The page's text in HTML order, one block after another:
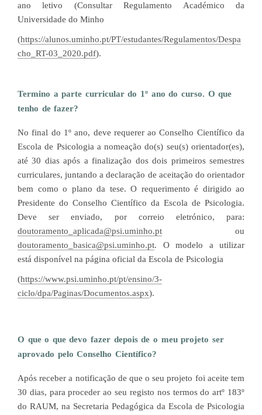
ano letivo (Consultar Regulamento Académico da
Universidade do Minho
(https://alunos.uminho.pt/PT/estudantes/Regulamentos/Despa
cho_RT-03_2020.pdf).
Termino a parte curricular do 1º ano do curso. O que
tenho de fazer?
No final do 1º ano, deve requerer ao Conselho Científico da
Escola de Psicologia a nomeação do(s) seu(s) orientador(es),
até 30 dias após a finalização dos dois primeiros semestres
curriculares, juntando a declaração de aceitação do orientador
bem como o plano da tese. O requerimento é dirigido ao
Presidente do Conselho Científico da Escola de Psicologia.
Deve ser enviado, por correio eletrónico, para:
doutoramento_aplicada@psi.uminho.pt ou
doutoramento_basica@psi.uminho.pt. O modelo a utilizar
está disponível na página oficial da Escola de Psicologia
(https://www.psi.uminho.pt/pt/ensino/3-
ciclo/dpa/Paginas/Documentos.aspx).
O que o que devo fazer depois de o meu projeto ser
aprovado pelo Conselho Científico?
Após receber a notificação de que o seu projeto foi aceite tem
30 dias, para proceder ao seu registo nos termos do artº 183º
do RAUM, na Secretaria Pedagógica da Escola de Psicologia